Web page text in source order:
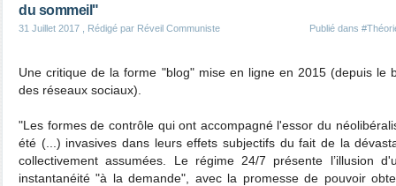
du sommeil"
31 Juillet 2017 , Rédigé par Réveil Communiste Publié dans
Une critique de la forme "blog" mise en ligne en 2015 (depuis le
des réseaux sociaux).
"Les formes de contrôle qui ont accompagné l'essor du
été (...) invasives dans leurs effets subjectifs du fait de la
collectivement assumées. Le régime 24/7 présente l’illusion
instantanéité "à la demande", avec la promesse de pouvoir